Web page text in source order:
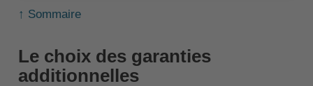
↑ Sommaire
Le choix des garanties
additionnelles